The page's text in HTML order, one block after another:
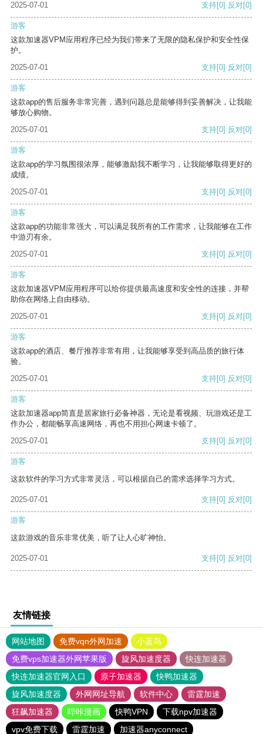
2025-07-01 支持[0] 反对[0]
游客
这款加速器VPM应用程序已经为我们带来了无限的隐私保护和安全性保
护。
2025-07-01
支持[0] 反对[0]
游客
这款app的售后服务非常完善，遇到问题总是能够得到妥善解决，让我能
够放心购物。
2025-07-01
支持[0] 反对[0]
游客
这款app的学习氛围很浓厚，能够激励我不断学习，让我能够取得更好的
成绩。
2025-07-01
支持[0] 反对[0]
游客
这款app的功能非常强大，可以满足我所有的工作需求，让我能够在工作
中游刃有余。
2025-07-01
支持[0] 反对[0]
游客
这款加速器VPM应用程序可以给你提供最高速度和安全性的连接，并帮
助你在网络上自由移动。
2025-07-01
支持[0] 反对[0]
游客
这款app的酒店、餐厅推荐非常有用，让我能够享受到高品质的旅行体
验。
2025-07-01
支持[0] 反对[0]
游客
这款加速器app简直是居家旅行必备神器，无论是看视频、玩游戏还是工
作办公，都能畅享高速网络，再也不用担心网速卡顿了。
2025-07-01
支持[0] 反对[0]
游客
这款软件的学习方式非常灵活，可以根据自己的需求选择学习方式。
2025-07-01 支持[0] 反对[0]
游客
这款游戏的音乐非常优美，听了让人心旷神怡。
2025-07-01 支持[0] 反对[0]
友情链接
网站地图 免费vqn外网加速
小蓝鸟
免费vps加速器外网苹果版
旋风加速度器
快连加速器
快连加速器官网入口
原子加速器
快鸭加速器
旋风加速度器
外网网址导航 软件中心
雷霆加速
狂飙加速器
哔咔漫画 快鸭VPN
下载npv加速器
vpv免费下载
雷霆加速 加速器anyconnect